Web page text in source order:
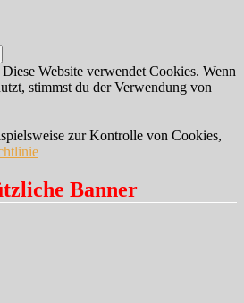
Website verwendet Cookies. Wenn
stimmst du der Verwendung von
zur Kontrolle von Cookies,
Banner